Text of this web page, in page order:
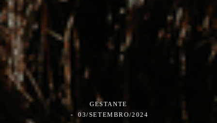
GESTANTE
03/SETEMBRO/2024